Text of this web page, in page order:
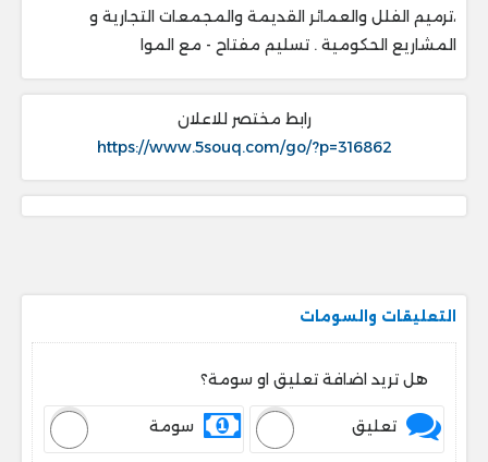
،ترميم الفلل والعمائر القديمة والمجمعات التجارية و
المشاريع الحكومية . ‎تسليم مفتاح - مع الموا
رابط مختصر للاعلان
https://www.5souq.com/go/?p=316862
التعليقات والسومات
هل تريد اضافة تعليق او سومة؟
تعليق سومة